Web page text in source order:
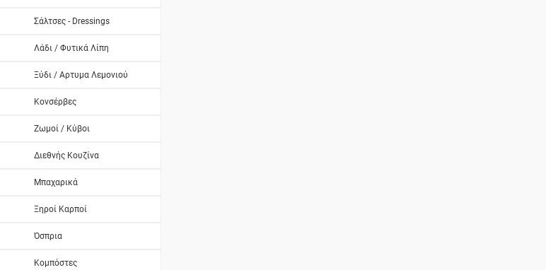
Σάλτσες - Dressings
Λάδι / Φυτικά Λίπη
Ξύδι / Αρτυμα Λεμονιού
Κονσέρβες
Ζωμοί / Κύβοι
Διεθνής Κουζίνα
Μπαχαρικά
Ξηροί Καρποί
Όσπρια
Κομπόστες